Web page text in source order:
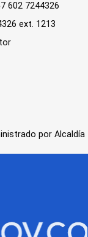
602 7244326
ext. 1213
por Alcaldía